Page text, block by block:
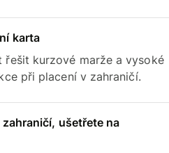
karta
řešit kurzové marže a vysoké
při placení v zahraničí.
ušetřete na